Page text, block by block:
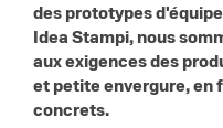
des prototypes
Idea Stampi, nous
aux exigences des
et petite envergure, en
concrets.